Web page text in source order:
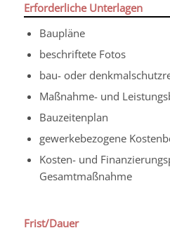
Erforderliche Unterlagen
Baupläne
beschriftete Fotos
bau- oder
Maßnahme- und
Bauzeitenplan
gewerkebezogene
Kosten- und
Gesamtmaßnahme
Frist/Dauer